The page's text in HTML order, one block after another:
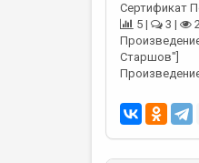
Сертификат
5 |
3 |
Старшов"]
Произведение